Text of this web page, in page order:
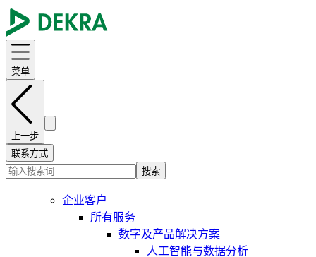
菜单
上一步
联系方式
搜索
企业客户
所有服务
数字及产品解决方案
人工智能与数据分析